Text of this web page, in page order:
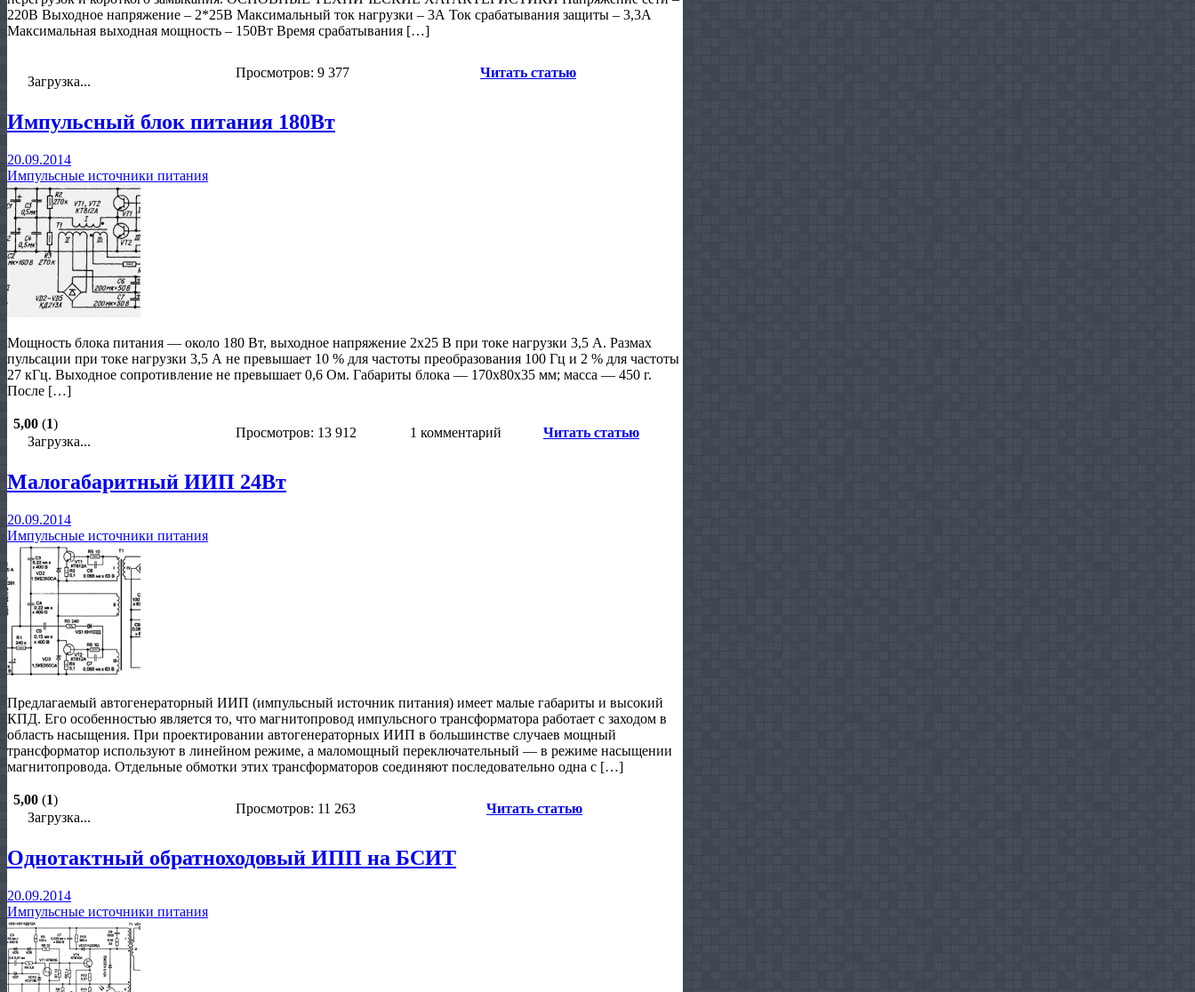
220В Выходное напряжение – 2*25В Максимальный ток нагрузки – 3А Ток срабатывания защиты – 3,3А
Максимальная выходная мощность – 150Вт Время срабатывания […]
Загрузка...
Просмотров: 9 377 Читать статью
Импульсный блок питания 180Вт
20.09.2014
Импульсные источники питания
Мощность блока питания — около 180 Вт, выходное напряжение 2х25 В при токе нагрузки 3,5 А. Размах
пульсации при токе нагрузки 3,5 А не превышает 10 % для частоты преобразования 100 Гц и 2 % для частоты
27 кГц. Выходное сопротивление не превышает 0,6 Ом. Габариты блока — 170х80х35 мм; масса — 450 г.
После […]
5,00 (1)
Загрузка...
Просмотров: 13 912 1 комментарий Читать статью
Малогабаритный ИИП 24Вт
20.09.2014
Импульсные источники питания
Предлагаемый автогенераторный ИИП (импульсный источник питания) имеет малые габариты и высокий
КПД. Его особенностью является то, что магнитопровод импульсного трансформатора работает с заходом в
область насыщения. При проектировании автогенераторных ИИП в большинстве случаев мощный
трансформатор используют в линейном режиме, а маломощный переключательный — в режиме насыщении
магнитопровода. Отдельные обмотки этих трансформаторов соединяют последовательно одна с […]
5,00 (1)
Загрузка...
Просмотров: 11 263 Читать статью
Однотактный обратноходовый ИПП на БСИТ
20.09.2014
Импульсные источники питания